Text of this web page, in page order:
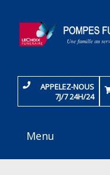
APPELEZ-NOUS
7J/7 24H/24
Menu